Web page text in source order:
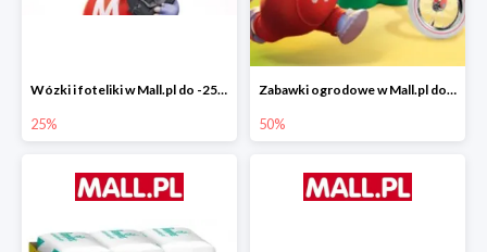
Wózki i foteliki w Mall.pl do -25%
25%
Zabawki ogrodowe w Mall.pl do -40%
50%